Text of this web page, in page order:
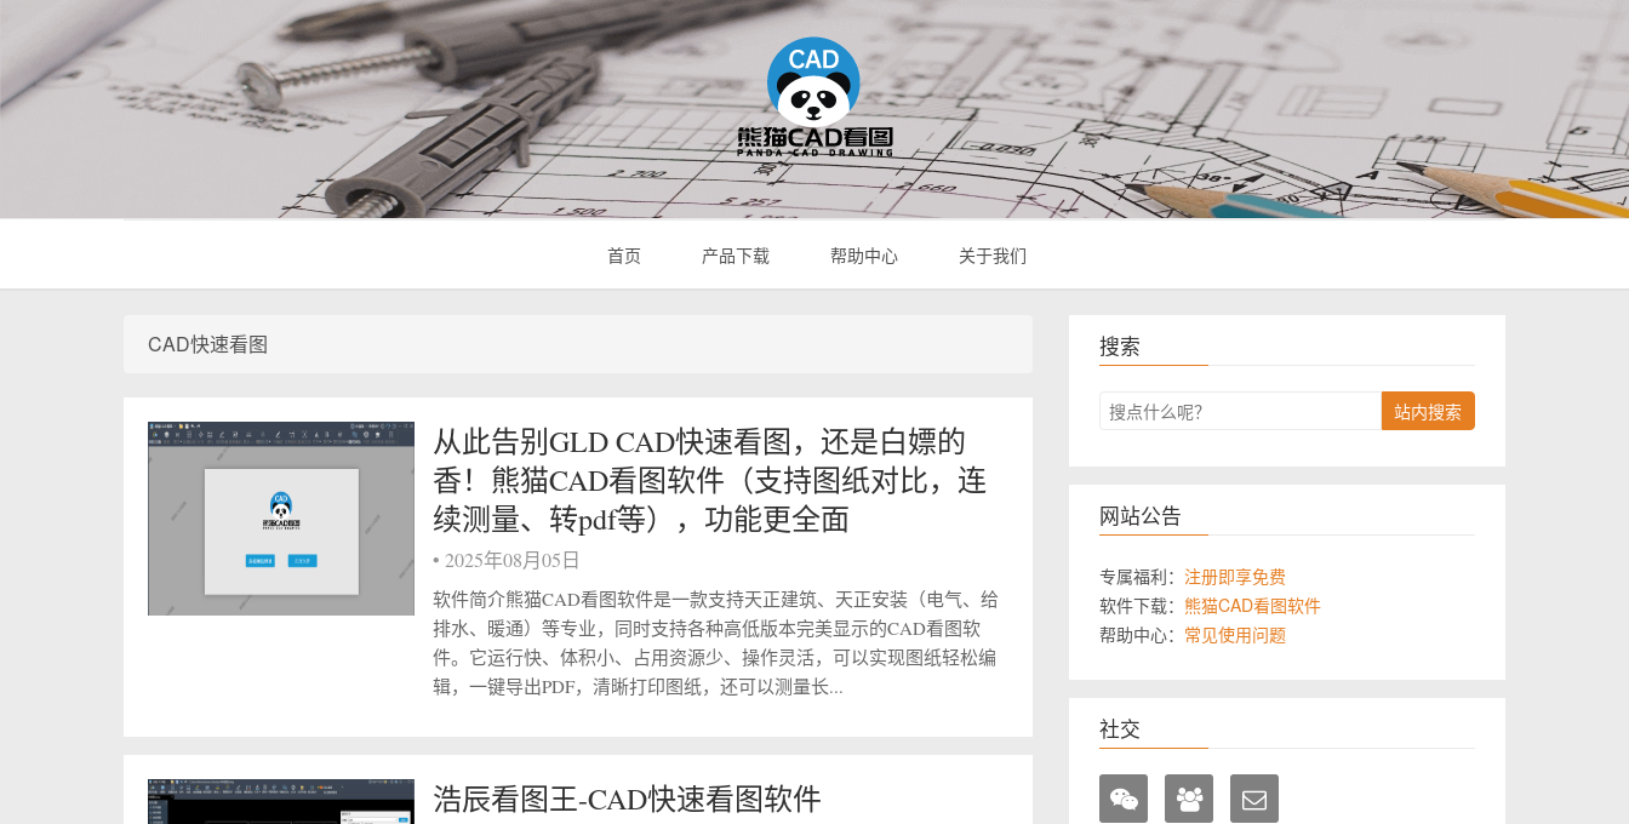
首页 产品下载 帮助中心 关于我们
CAD快速看图
从此告别GLD CAD快速看图，还是白嫖的
香！熊猫CAD看图软件（支持图纸对比，连
续测量、转pdf等），功能更全面
• 2025年08月05日
软件简介熊猫CAD看图软件是一款支持天正建筑、天正安装（电气、给
排水、暖通）等专业，同时支持各种高低版本完美显示的CAD看图软
件。它运行快、体积小、占用资源少、操作灵活，可以实现图纸轻松编
辑，一键导出PDF，清晰打印图纸，还可以测量长...
浩辰看图王-CAD快速看图软件
搜索
站内搜索
网站公告
专属福利： 注册即享免费
软件下载： 熊猫CAD看图软件
帮助中心： 常见使用问题
社交